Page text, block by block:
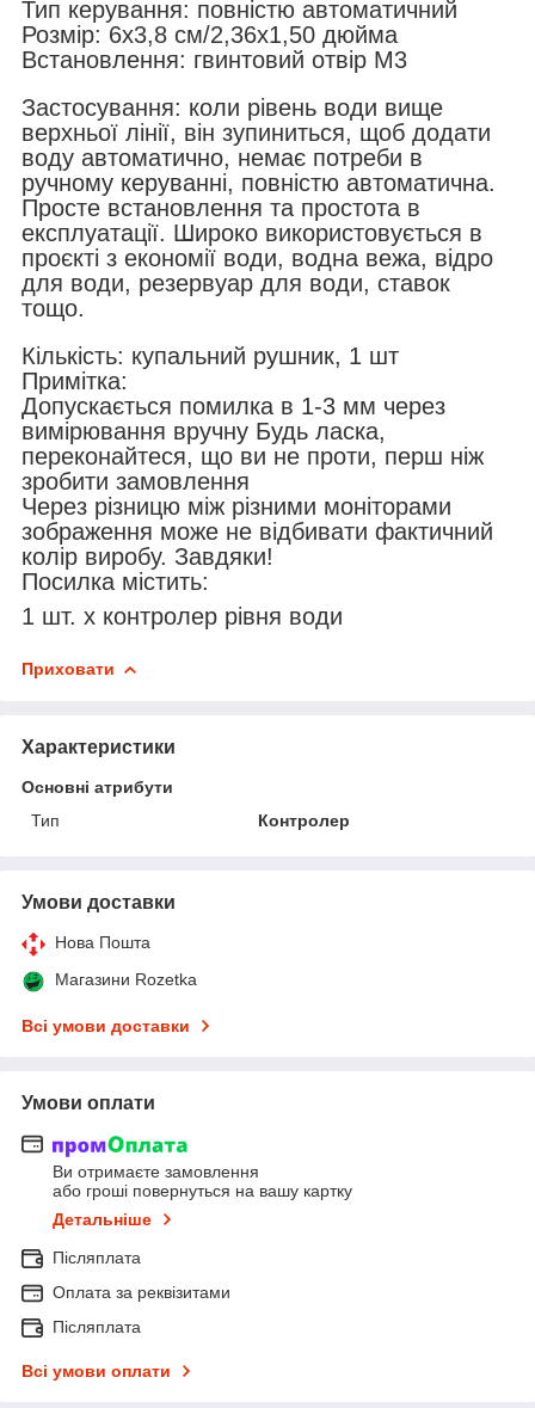
Тип керування: повністю автоматичний
Розмір: 6x3,8 см/2,36x1,50 дюйма
Встановлення: гвинтовий отвір M3
Застосування: коли рівень води вище
верхньої лінії, він зупиниться, щоб додати
воду автоматично, немає потреби в
ручному керуванні, повністю автоматична.
Просте встановлення та простота в
експлуатації. Широко використовується в
проєкті з економії води, водна вежа, відро
для води, резервуар для води, ставок
тощо.
Кількість: купальний рушник, 1 шт
Примітка:
Допускається помилка в 1-3 мм через
вимірювання вручну Будь ласка,
переконайтеся, що ви не проти, перш ніж
зробити замовлення
Через різницю між різними моніторами
зображення може не відбивати фактичний
колір виробу. Завдяки!
Посилка містить:
1 шт. х контролер рівня води
Приховати
Характеристики
Основні атрибути
Тип
Контролер
Умови доставки
Нова Пошта
Магазини Rozetka
Всі умови доставки
Умови оплати
Ви отримаєте замовлення
або гроші повернуться на вашу картку
Детальніше
Післяплата
Оплата за реквізитами
Післяплата
Всі умови оплати